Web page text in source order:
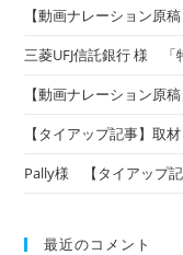
【動画ナレーション原
三菱UFJ信託銀行 様 「
【動画ナレーション原稿
【タイアップ記事】取
Pally様 【タイアップ記
最近のコメント